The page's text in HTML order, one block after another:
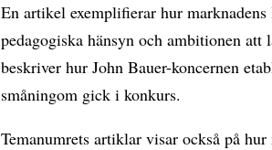
En artikel exemplifierar hur
pedagogiska hänsyn och ambitionen
beskriver hur John Bauer-koncernen
småningom gick i konkurs.
Temanumrets artiklar visar också på